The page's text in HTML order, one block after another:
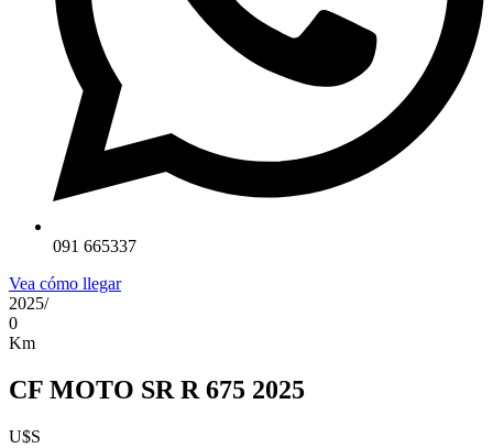
091 665337
Vea cómo llegar
2025/
0
Km
CF MOTO SR R 675 2025
U$S